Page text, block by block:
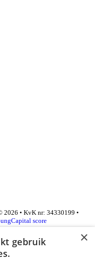
• KvK nr: 34330199 •
score
×
gebruik